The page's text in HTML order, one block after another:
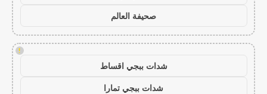
صحيفة العالم
!
شدات ببجي اقساط
شدات ببجي تمارا